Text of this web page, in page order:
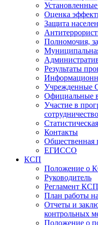
Оценка
Защита
Полномочия,
Результаты
Учрежденные
Официальные
Участие в
сотрудничество
Контакты
Общественная
ЕГИССО
КСП
Положение о
Руководитель
Регламент КСП
План работы
Отчеты и
контрольных
Положение о